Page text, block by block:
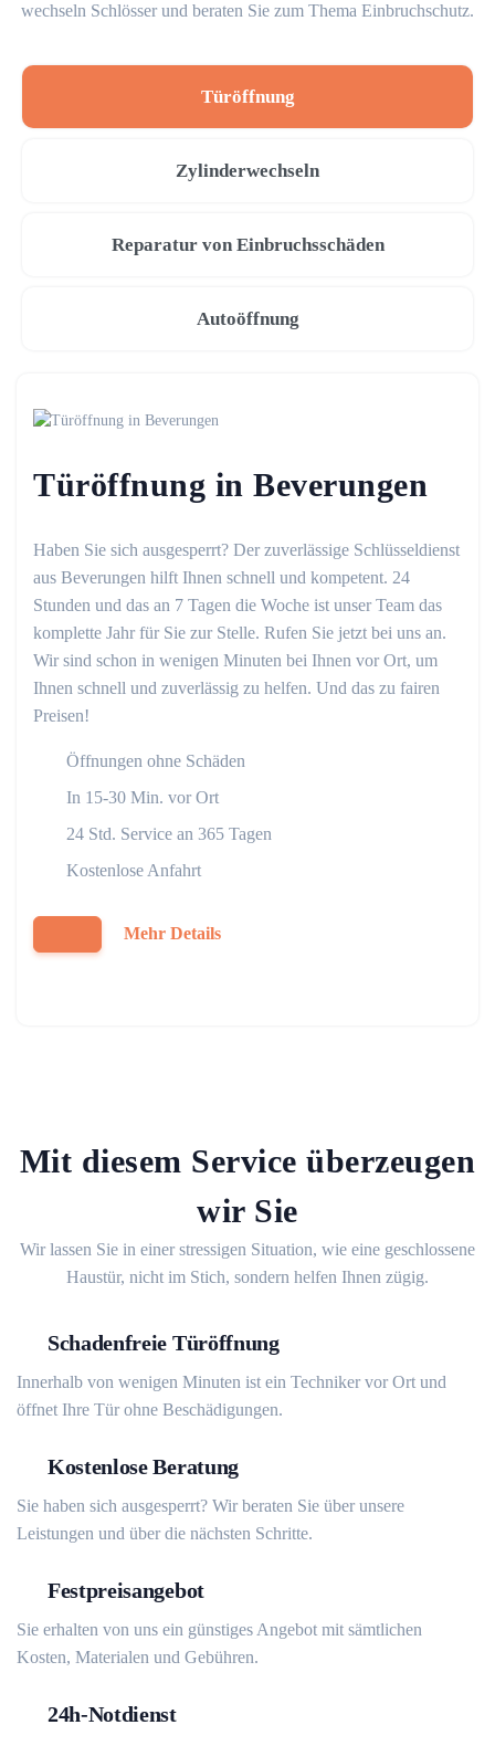
wechseln Schlösser und beraten Sie zum Thema Einbruchschutz.
Türöffnung
Zylinderwechseln
Reparatur von Einbruchsschäden
Autoöffnung
Türöffnung in Beverungen
Haben Sie sich ausgesperrt? Der zuverlässige Schlüsseldienst
aus Beverungen hilft Ihnen schnell und kompetent. 24
Stunden und das an 7 Tagen die Woche ist unser Team das
komplette Jahr für Sie zur Stelle. Rufen Sie jetzt bei uns an.
Wir sind schon in wenigen Minuten bei Ihnen vor Ort, um
Ihnen schnell und zuverlässig zu helfen. Und das zu fairen
Preisen!
Öffnungen ohne Schäden
In 15-30 Min. vor Ort
24 Std. Service an 365 Tagen
Kostenlose Anfahrt
Mehr Details
Mit diesem Service überzeugen
wir Sie
Wir lassen Sie in einer stressigen Situation, wie eine geschlossene
Haustür, nicht im Stich, sondern helfen Ihnen zügig.
Schadenfreie Türöffnung
Innerhalb von wenigen Minuten ist ein Techniker vor Ort und
öffnet Ihre Tür ohne Beschädigungen.
Kostenlose Beratung
Sie haben sich ausgesperrt? Wir beraten Sie über unsere
Leistungen und über die nächsten Schritte.
Festpreisangebot
Sie erhalten von uns ein günstiges Angebot mit sämtlichen
Kosten, Materialen und Gebühren.
24h-Notdienst